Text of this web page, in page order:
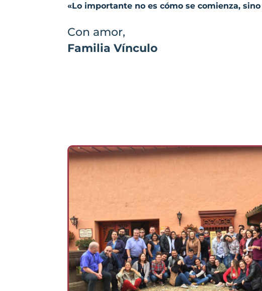
«Lo importante no es cómo se comienza,
Con amor,
Familia Vínculo